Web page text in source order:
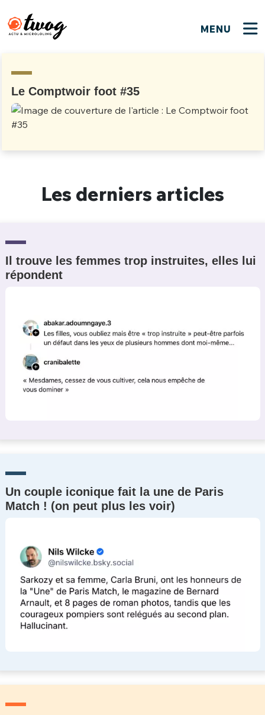
MENU
Le Comptwoir foot #35
Les derniers articles
Il trouve les femmes trop instruites, elles lui
répondent
Un couple iconique fait la une de Paris
Match ! (on peut plus les voir)
Bienvenue !
JE M'INSCRIS
PSEUDO*
EMAIL*
PASSWORD*
JE M'INSCRIS
CONNEXION
Que souhaitez-vous proposer ?
Quelques tweets
C'EST PARTI
Ma propre sélection
ME CONNECTER
C'EST PARTI